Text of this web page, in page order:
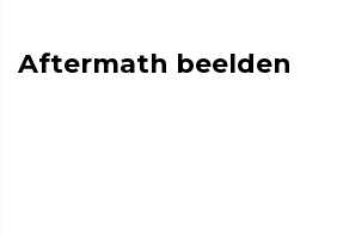
Aftermath beelden